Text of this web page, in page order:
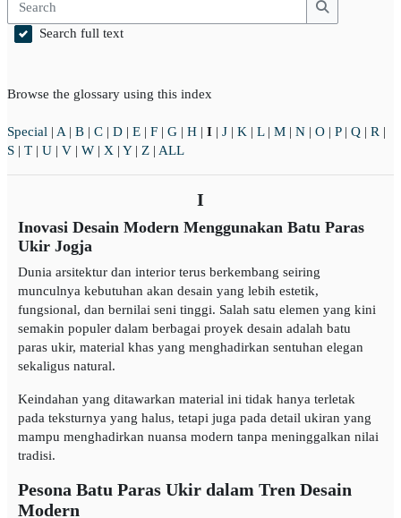
Search
Search full text
Browse the glossary using this index
Special | A | B | C | D | E | F | G | H | I | J | K | L| M | N | O | P| Q | R |
S | T | U | V | W | X | Y| Z | ALL
I
Inovasi Desain Modern Menggunakan Batu Paras
Ukir Jogja
Dunia arsitektur dan interior terus berkembang seiring
munculnya kebutuhan akan desain yang lebih estetik,
fungsional, dan bernilai seni tinggi. Salah satu elemen yang kini
semakin populer dalam berbagai proyek desain adalah batu
paras ukir, material khas yang menghadirkan sentuhan elegan
sekaligus natural.
Keindahan yang ditawarkan material ini tidak hanya terletak
pada teksturnya yang halus, tetapi juga pada detail ukiran yang
mampu menghadirkan nuansa modern tanpa meninggalkan nilai
tradisi.
Pesona Batu Paras Ukir dalam Tren Desain
Modern